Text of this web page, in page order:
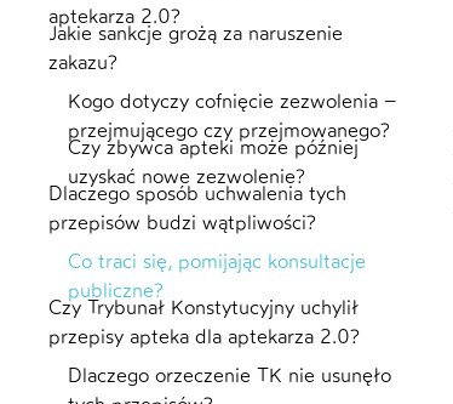
aptekarza 2.0?
Jakie sankcje grożą za naruszenie
zakazu?
Kogo dotyczy cofnięcie zezwolenia –
przejmującego czy przejmowanego?
Czy zbywca apteki może później
uzyskać nowe zezwolenie?
Dlaczego sposób uchwalenia tych
przepisów budzi wątpliwości?
Co traci się, pomijając konsultacje
publiczne?
Czy Trybunał Konstytucyjny uchylił
przepisy apteka dla aptekarza 2.0?
Dlaczego orzeczenie TK nie usunęło